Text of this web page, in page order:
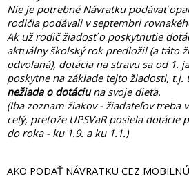
Nie je potrebné Návratku podávať
rodičia podávali v septembri
Ak už rodič žiadosť o poskytnutie
aktuálny školský rok predložil (a táto
odvolaná), dotácia na stravu sa od 1.
poskytne na základe tejto žiadosti, t.j.
nežiada o dotáciuna svoje dieťa.
(Iba zoznam žiakov - žiadateľov treba
celý, pretože UPSVaR posiela dotácie
do roka - ku 1.9. a ku 1.1.)
AKO PODAŤ NÁVRATKU CEZ